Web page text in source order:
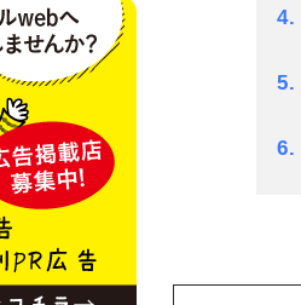
4.
5.
6.